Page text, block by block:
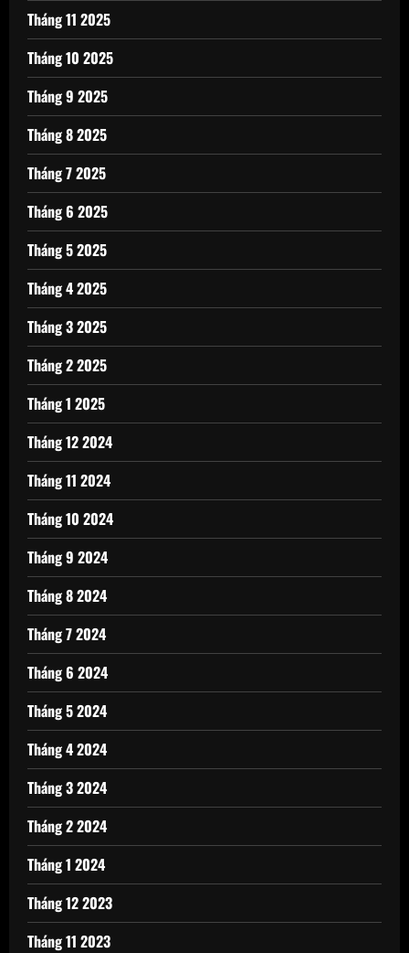
Tháng 11 2025
Tháng 10 2025
Tháng 9 2025
Tháng 8 2025
Tháng 7 2025
Tháng 6 2025
Tháng 5 2025
Tháng 4 2025
Tháng 3 2025
Tháng 2 2025
Tháng 1 2025
Tháng 12 2024
Tháng 11 2024
Tháng 10 2024
Tháng 9 2024
Tháng 8 2024
Tháng 7 2024
Tháng 6 2024
Tháng 5 2024
Tháng 4 2024
Tháng 3 2024
Tháng 2 2024
Tháng 1 2024
Tháng 12 2023
Tháng 11 2023